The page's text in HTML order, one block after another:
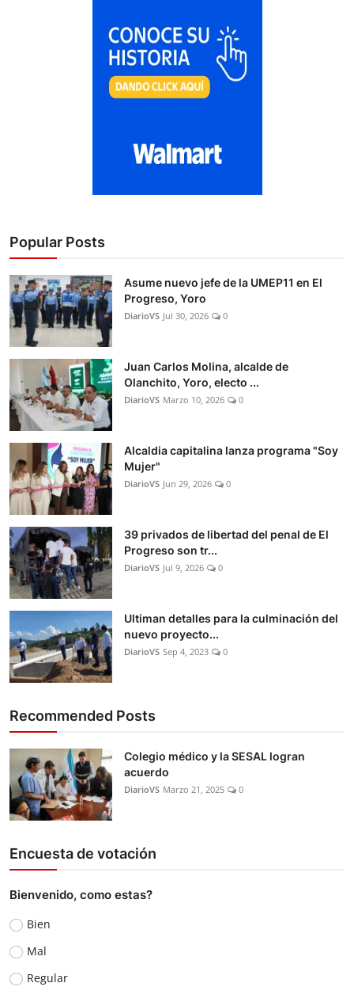
Popular Posts
Asume nuevo jefe de la UMEP11 en El
Progreso, Yoro
DiarioVS Jul 30, 2026 0
Juan Carlos Molina, alcalde de
Olanchito, Yoro, electo ...
DiarioVS Marzo 10, 2026 0
Alcaldia capitalina lanza programa "Soy
Mujer"
DiarioVS Jun 29, 2026 0
39 privados de libertad del penal de El
Progreso son tr...
DiarioVS Jul 9, 2026 0
Ultiman detalles para la culminación del
nuevo proyecto...
DiarioVS Sep 4, 2023 0
Recommended Posts
Colegio médico y la SESAL logran
acuerdo
DiarioVS Marzo 21, 2025 0
Encuesta de votación
Bienvenido, como estas?
Bien
Mal
Regular